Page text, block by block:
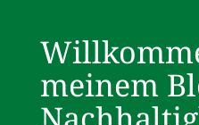
meinem